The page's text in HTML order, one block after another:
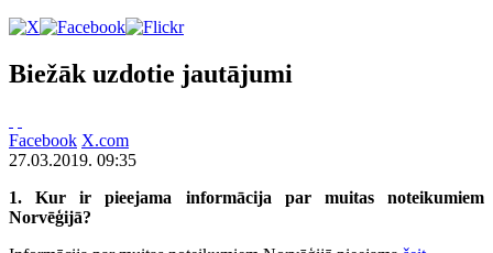
Biežāk uzdotie jautājumi
Facebook X.com
27.03.2019. 09:35
1. Kur ir pieejama informācija par muitas noteikumiem
Norvēģijā?